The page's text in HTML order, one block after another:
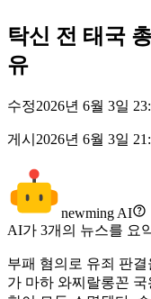
탁신 전 태국
유
수정2026년 6월 3일
게시 2026년 6월 3일
newming AI
AI가 3개의 뉴스를 요
부패 혐의로 유죄 판
가 마하 와찌랄롱꼰